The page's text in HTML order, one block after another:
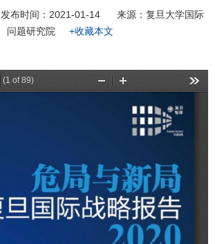
发布时间：2021-01-14
来源：复旦大学国际
问题研究院
+收藏本文